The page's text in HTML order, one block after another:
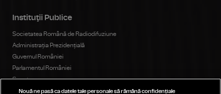
Instituţii Publice
Societatea Română de Radiodifuziune
Administrația Prezidențială
Guvernul României
Parlamentul României
Senat
Camera Deputaților
Nouă ne pasă ca datele tale personale să rămână confidențiale